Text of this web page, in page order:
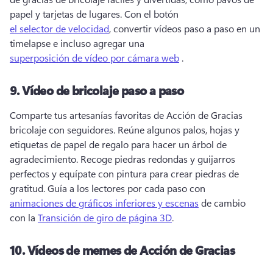
papel y tarjetas de lugares. Con el botón
el selector de velocidad, convertir vídeos paso a paso en un
timelapse e incluso agregar una
superposición de vídeo por cámara web .
9.Vídeo de bricolaje paso a paso
Comparte tus artesanías favoritas de Acción de Gracias
bricolaje con seguidores. Reúne algunos palos, hojas y
etiquetas de papel de regalo para hacer un árbol de
agradecimiento. Recoge piedras redondas y guijarros
perfectos y equípate con pintura para crear piedras de
gratitud. Guía a los lectores por cada paso con
animaciones de gráficos inferiores y escenas de cambio
con la Transición de giro de página 3D.
10.Vídeos de memes de Acción de Gracias